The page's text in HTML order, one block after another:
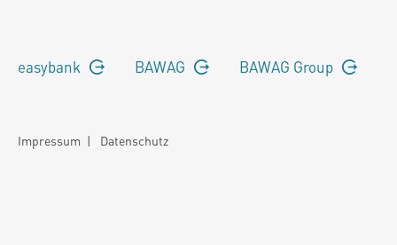
easybank BAWAG BAWAG Group
Impressum | Datenschutz